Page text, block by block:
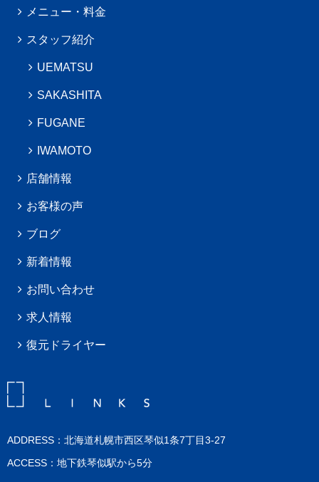
メニュー・料金
スタッフ紹介
UEMATSU
SAKASHITA
FUGANE
IWAMOTO
店舗情報
お客様の声
ブログ
新着情報
お問い合わせ
求人情報
復元ドライヤー
ADDRESS：北海道札幌市西区琴似1条7丁目3-27
ACCESS：地下鉄琴似駅から5分